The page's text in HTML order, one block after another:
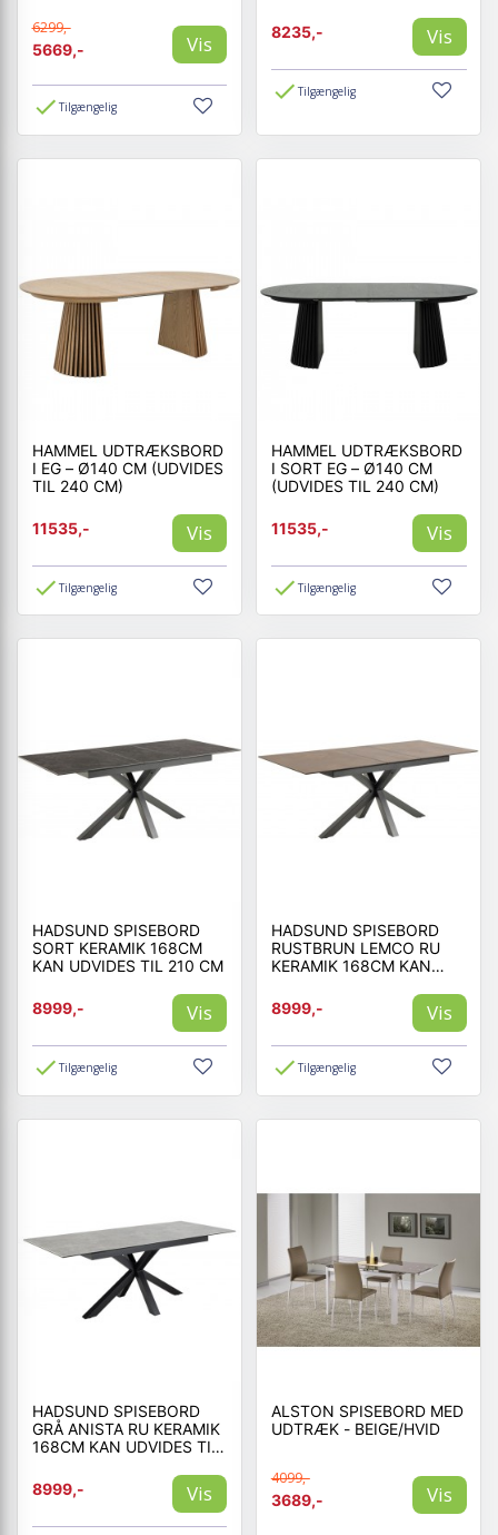
6299,-
5669,-
Vis
Tilgængelig
8235,- Vis
Tilgængelig
HAMMEL UDTRÆKSBORD
I EG – Ø140 CM (UDVIDES
TIL 240 CM)
11535,- Vis
Tilgængelig
HAMMEL UDTRÆKSBORD
I SORT EG – Ø140 CM
(UDVIDES TIL 240 CM)
11535,- Vis
Tilgængelig
HADSUND SPISEBORD
SORT KERAMIK 168CM
KAN UDVIDES TIL 210 CM
8999,- Vis
Tilgængelig
HADSUND SPISEBORD
RUSTBRUN LEMCO RU
KERAMIK 168CM KAN
8999,-
Vis
Tilgængelig
HADSUND SPISEBORD
GRÅ ANISTA RU KERAMIK
168CM KAN UDVIDES TIL
8999,-
Vis
ALSTON SPISEBORD MED
UDTRÆK - BEIGE/HVID
4099,-
3689,-
Vis